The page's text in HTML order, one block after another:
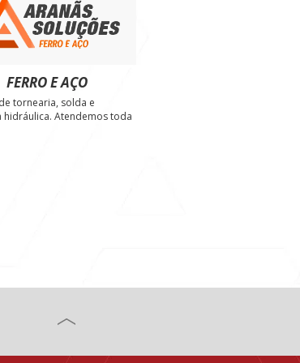
FERRO E AÇO
tornearia, solda e
hidráulica. Atendemos toda